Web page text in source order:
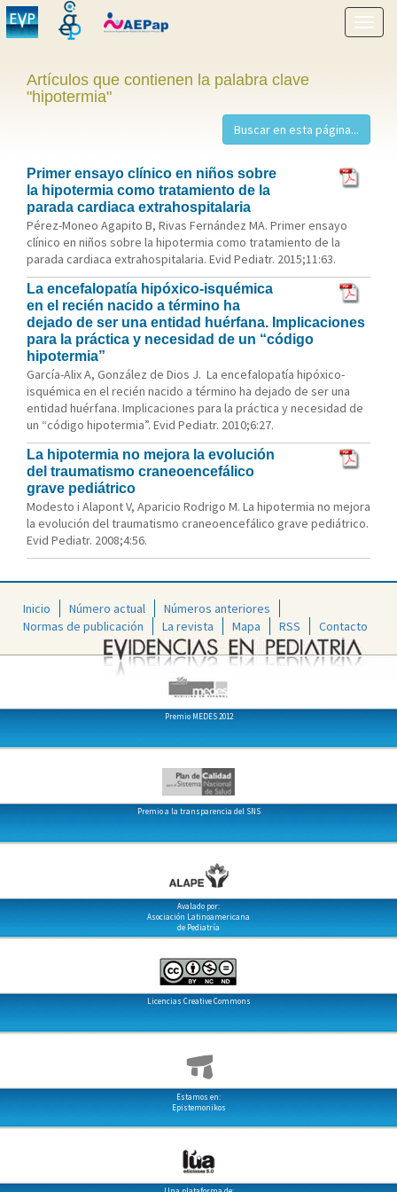
menú
Artículos que contienen la palabra clave
"hipotermia"
Primer ensayo clínico en niños sobre
la hipotermia como tratamiento de la
parada cardiaca extrahospitalaria
Pérez-Moneo Agapito B, Rivas Fernández MA. Primer ensayo
clínico en niños sobre la hipotermia como tratamiento de la
parada cardiaca extrahospitalaria. Evid Pediatr. 2015;11:63.
La encefalopatía hipóxico-isquémica
en el recién nacido a término ha
dejado de ser una entidad huérfana. Implicaciones
para la práctica y necesidad de un “código
hipotermia”
García-Alix A, González de Dios J. La encefalopatía hipóxico-
isquémica en el recién nacido a término ha dejado de ser una
entidad huérfana. Implicaciones para la práctica y necesidad de
un “código hipotermia”. Evid Pediatr. 2010;6:27.
La hipotermia no mejora la evolución
del traumatismo craneoencefálico
grave pediátrico
Modesto i Alapont V, Aparicio Rodrigo M. La hipotermia no mejora
la evolución del traumatismo craneoencefálico grave pediátrico.
Evid Pediatr. 2008;4:56.
Inicio Número actual
Números anteriores
Normas de publicación
La revista Mapa RSS Contacto
Premio MEDES 2012
Premio a la transparencia del SNS
Avalado por:
Asociación Latinoamericana
de Pediatría
Licencias Creative Commons
Estamos en:
Epistemonikos